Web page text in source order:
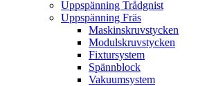
Uppspänning Trådgnist
Uppspänning Fräs
Maskinskruvstycken
Modulskruvstycken
Fixtursystem
Spännblock
Vakuumsystem